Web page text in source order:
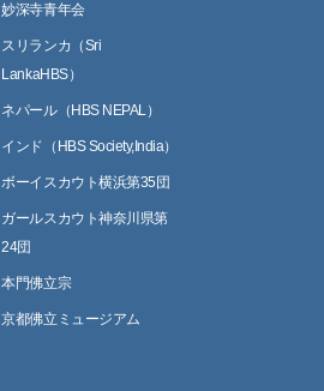
妙深寺⻘年会
スリランカ（Sri
LankaHBS）
ネパール（HBS NEPAL）
インド（HBS Society,India）
ボーイスカウト横浜第35団
ガールスカウト神奈川県第
24団
本門佛立宗
京都佛立ミュージアム